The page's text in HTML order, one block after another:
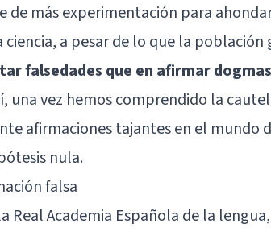
de más experimentación para
ciencia, a pesar de lo que la población
falsedades que en afirmar
una vez hemos comprendido la
afirmaciones tajantes en el mundo
nula.
falsa
Real Academia Española de la